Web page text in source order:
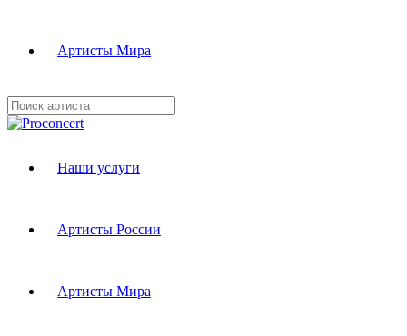
Артисты Мира
Наши услуги
Артисты России
Артисты Мира